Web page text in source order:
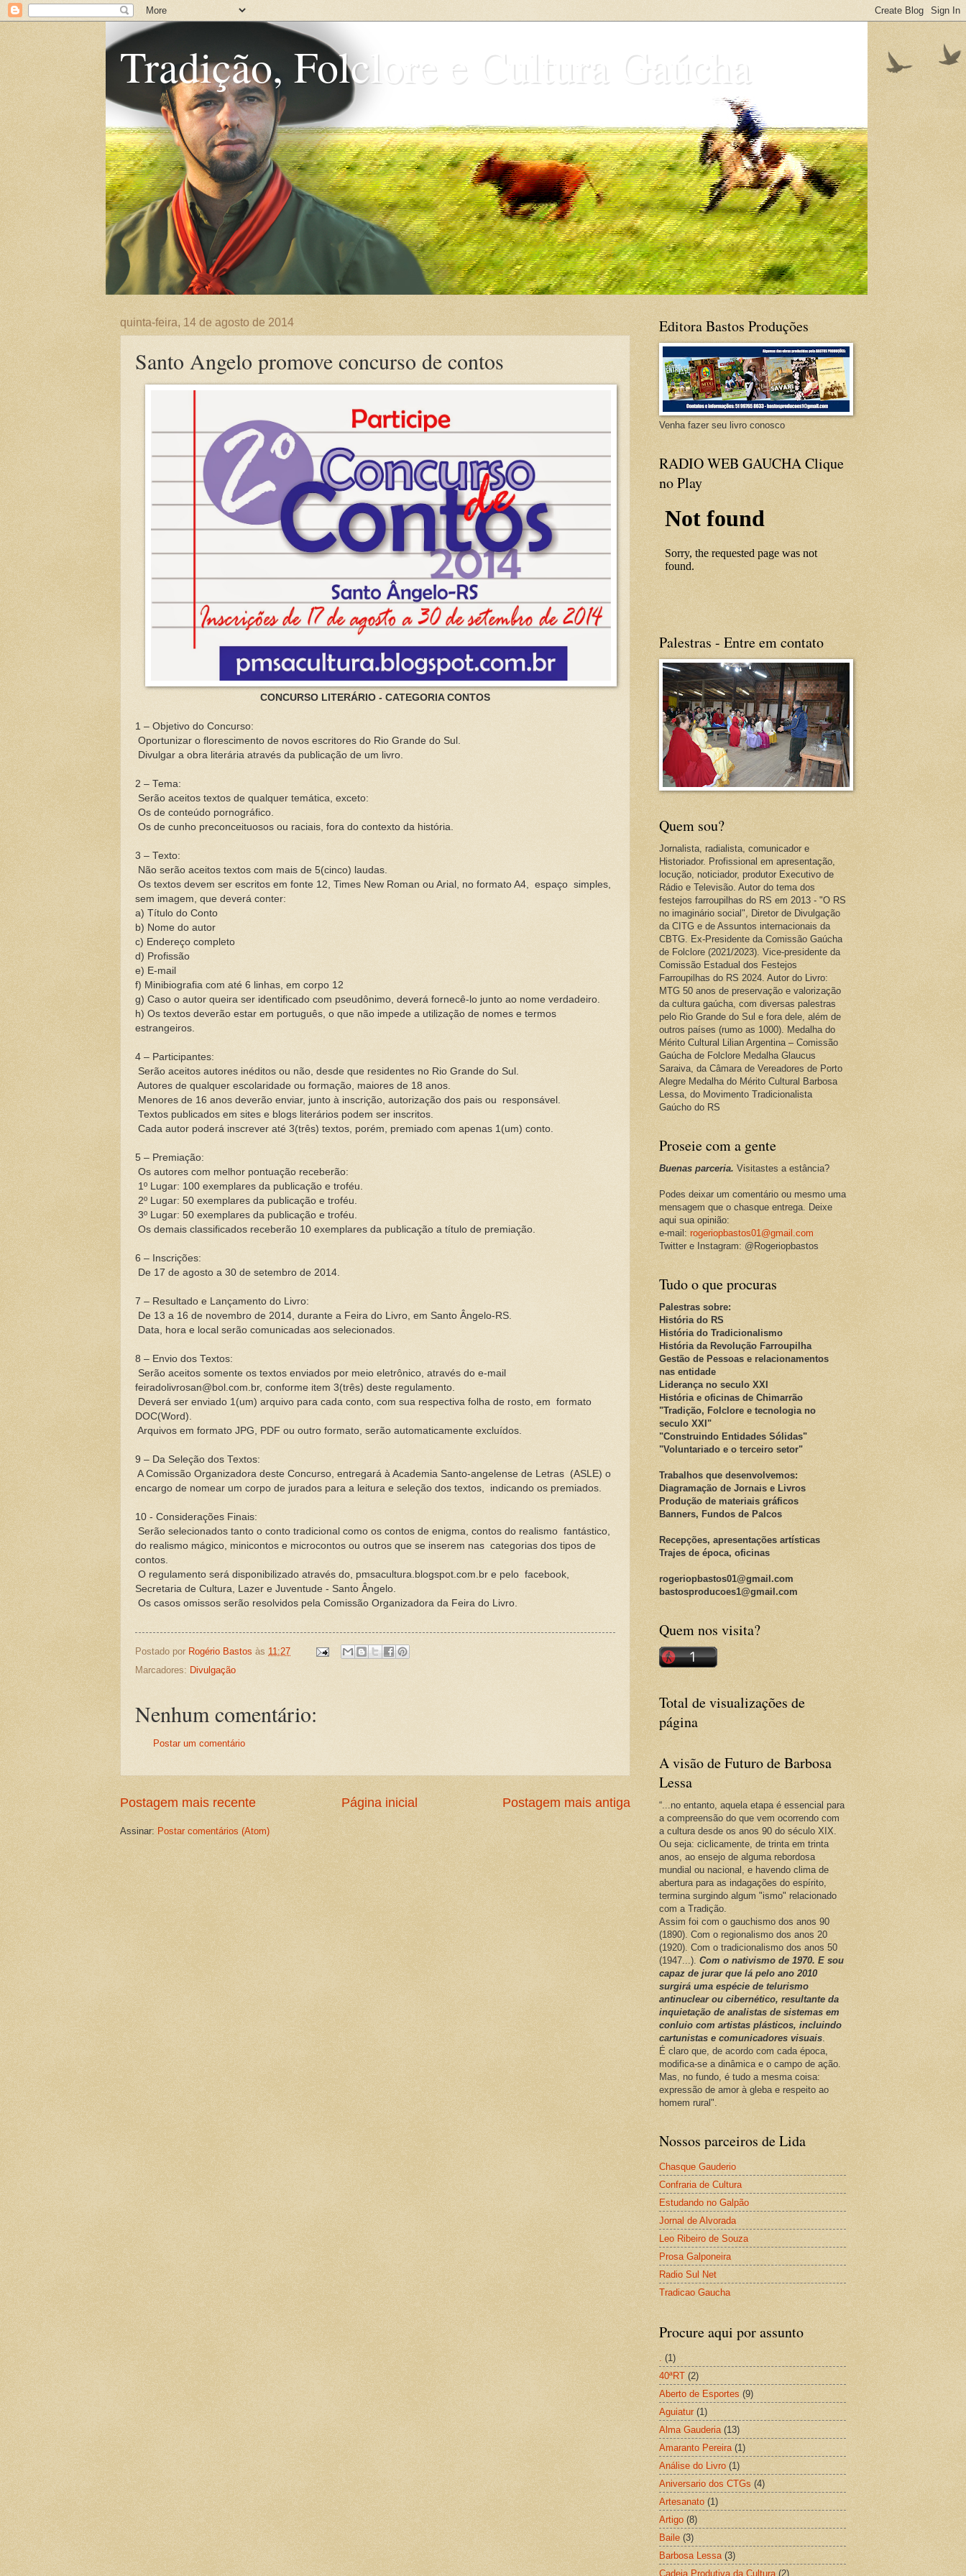
Tradição, Folclore e Cultura Gaúcha
quinta-feira, 14 de agosto de 2014
Santo Angelo promove concurso de contos
CONCURSO LITERÁRIO - CATEGORIA CONTOS
1 – Objetivo do Concurso:
Oportunizar o florescimento de novos escritores do Rio Grande do Sul.
Divulgar a obra literária através da publicação de um livro.
2 – Tema:
Serão aceitos textos de qualquer temática, exceto:
Os de conteúdo pornográfico.
Os de cunho preconceituosos ou raciais, fora do contexto da história.
3 – Texto:
Não serão aceitos textos com mais de 5(cinco) laudas.
Os textos devem ser escritos em fonte 12, Times New Roman ou Arial, no formato A4,
espaço simples,
sem imagem, que deverá conter:
a) Título do Conto
b) Nome do autor
c) Endereço completo
d) Profissão
e) E-mail
f) Minibiografia com até 6 linhas, em corpo 12
g) Caso o autor queira ser identificado com pseudônimo, deverá fornecê-lo junto ao nome verdadeiro.
h) Os textos deverão estar em português, o que não impede a utilização de nomes e termos
estrangeiros.
4 – Participantes:
Serão aceitos autores inéditos ou não, desde que residentes no Rio Grande do Sul.
Autores de qualquer escolaridade ou formação, maiores de 18 anos.
Menores de 16 anos deverão enviar, junto à inscrição, autorização dos pais ou
responsável.
Textos publicados em sites e blogs literários podem ser inscritos.
Cada autor poderá inscrever até 3(três) textos, porém, premiado com apenas 1(um) conto.
5 – Premiação:
Os autores com melhor pontuação receberão:
1º Lugar: 100 exemplares da publicação e troféu.
2º Lugar: 50 exemplares da publicação e troféu.
3º Lugar: 50 exemplares da publicação e troféu.
Os demais classificados receberão 10 exemplares da publicação a título de premiação.
6 – Inscrições:
De 17 de agosto a 30 de setembro de 2014.
7 – Resultado e Lançamento do Livro:
De 13 a 16 de novembro de 2014, durante a Feira do Livro, em Santo Ângelo-RS.
Data, hora e local serão comunicadas aos selecionados.
8 – Envio dos Textos:
Serão aceitos somente os textos enviados por meio eletrônico, através do e-mail
feiradolivrosan@bol.com.br, conforme item 3(três) deste regulamento.
Deverá ser enviado 1(um) arquivo para cada conto, com sua respectiva folha de rosto, em formato
DOC(Word).
Arquivos em formato JPG, PDF ou outro formato, serão automaticamente excluídos.
9 – Da Seleção dos Textos:
A Comissão Organizadora deste Concurso, entregará à Academia Santo-angelense de Letras (ASLE) o
encargo de nomear um corpo de jurados para a leitura e seleção dos textos,
indicando os premiados.
10 - Considerações Finais:
Serão selecionados tanto o conto tradicional como os contos de enigma, contos do realismo fantástico,
do realismo mágico, minicontos e microcontos ou outros que se inserem nas categorias dos tipos de
contos.
O regulamento será disponibilizado através do, pmsacultura.blogspot.com.br e pelo facebook,
Secretaria de Cultura, Lazer e Juventude - Santo Ângelo.
Os casos omissos serão resolvidos pela Comissão Organizadora da Feira do Livro.
Postado por Rogério Bastos às 11:27
Marcadores: Divulgação
Nenhum comentário:
Postar um comentário
Postagem mais recente Postagem mais antiga
Página inicial
Assinar: Postar comentários (Atom)
Editora Bastos Produções
Venha fazer seu livro conosco
RADIO WEB GAUCHA Clique
no Play
Palestras - Entre em contato
Quem sou?
Jornalista, radialista, comunicador e
Historiador. Profissional em apresentação,
locução, noticiador, produtor Executivo de
Rádio e Televisão. Autor do tema dos
festejos farroupilhas do RS em 2013 - "O RS
no imaginário social", Diretor de Divulgação
da CITG e de Assuntos internacionais da
CBTG. Ex-Presidente da Comissão Gaúcha
de Folclore (2021/2023). Vice-presidente da
Comissão Estadual dos Festejos
Farroupilhas do RS 2024. Autor do Livro:
MTG 50 anos de preservação e valorização
da cultura gaúcha, com diversas palestras
pelo Rio Grande do Sul e fora dele, além de
outros países (rumo as 1000). Medalha do
Mérito Cultural Lilian Argentina – Comissão
Gaúcha de Folclore Medalha Glaucus
Saraiva, da Câmara de Vereadores de Porto
Alegre Medalha do Mérito Cultural Barbosa
Lessa, do Movimento Tradicionalista
Gaúcho do RS
Proseie com a gente
Buenas parceria. Visitastes a estância?
Podes deixar um comentário ou mesmo uma
mensagem que o chasque entrega. Deixe
aqui sua opinião:
e-mail: rogeriopbastos01@gmail.com
Twitter e Instagram: @Rogeriopbastos
Tudo o que procuras
Palestras sobre:
História do RS
História do Tradicionalismo
História da Revolução Farroupilha
Gestão de Pessoas e relacionamentos
nas entidade
Liderança no seculo XXI
História e oficinas de Chimarrão
"Tradição, Folclore e tecnologia no
seculo XXI"
"Construindo Entidades Sólidas"
"Voluntariado e o terceiro setor"
Trabalhos que desenvolvemos:
Diagramação de Jornais e Livros
Produção de materiais gráficos
Banners, Fundos de Palcos
Recepções, apresentações artísticas
Trajes de época, oficinas
rogeriopbastos01@gmail.com
bastosproducoes1@gmail.com
Quem nos visita?
Total de visualizações de
página
A visão de Futuro de Barbosa
Lessa
“...no entanto, aquela etapa é essencial para
a compreensão do que vem ocorrendo com
a cultura desde os anos 90 do século XIX.
Ou seja: ciclicamente, de trinta em trinta
anos, ao ensejo de alguma rebordosa
mundial ou nacional, e havendo clima de
abertura para as indagações do espírito,
termina surgindo algum "ismo" relacionado
com a Tradição.
Assim foi com o gauchismo dos anos 90
(1890). Com o regionalismo dos anos 20
(1920). Com o tradicionalismo dos anos 50
(1947...). Com o nativismo de 1970. E sou
capaz de jurar que lá pelo ano 2010
surgirá uma espécie de telurismo
antinuclear ou cibernético, resultante da
inquietação de analistas de sistemas em
conluio com artistas plásticos, incluindo
cartunistas e comunicadores visuais.
É claro que, de acordo com cada época,
modifica-se a dinâmica e o campo de ação.
Mas, no fundo, é tudo a mesma coisa:
expressão de amor à gleba e respeito ao
homem rural".
Nossos parceiros de Lida
Chasque Gauderio
Confraria de Cultura
Estudando no Galpão
Jornal de Alvorada
Leo Ribeiro de Souza
Prosa Galponeira
Radio Sul Net
Tradicao Gaucha
Procure aqui por assunto
(1)
40ªRT (2)
Aberto de Esportes (9)
Aguiatur (1)
Alma Gauderia (13)
Amaranto Pereira (1)
Análise do Livro (1)
Aniversario dos CTGs (4)
Artesanato (1)
Artigo (8)
Baile (3)
Barbosa Lessa (3)
Cadeia Produtiva da Cultura (2)